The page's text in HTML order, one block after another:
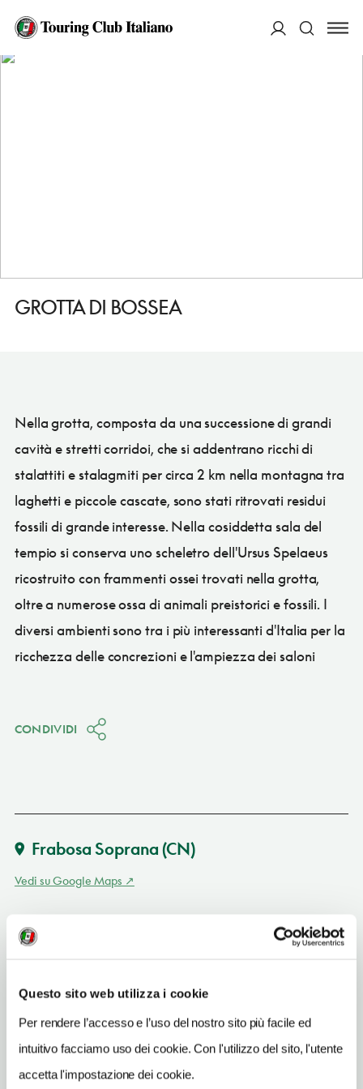
Questo sito web utilizza i cookie
Per rendere l’accesso e l’uso del nostro sito più facile ed
intuitivo facciamo uso dei cookie. Con l'utilizzo del sito, l'utente
accetta l'impostazione dei cookie.
HOME
GROTTA DI BOSSEA
GROTTA DI BOSSEA
Nella grotta, composta da una successione di grandi
cavità e stretti corridoi, che si addentrano ricchi di
stalattiti e stalagmiti per circa 2 km nella montagna tra
laghetti e piccole cascate, sono stati ritrovati residui
fossili di grande interesse. Nella cosiddetta sala del
tempio si conserva uno scheletro dell'Ursus Spelaeus
ricostruito con frammenti ossei trovati nella grotta,
oltre a numerose ossa di animali preistorici e fossili. I
diversi ambienti sono tra i più interessanti d'Italia per la
ricchezza delle concrezioni e l'ampiezza dei saloni
CONDIVIDI
Frabosa Soprana (CN)
Vedi su Google Maps
www.grottadibossea.com
info@grottadibossea.com
TELEFONO
0174349240
ORARI DI APERTURA